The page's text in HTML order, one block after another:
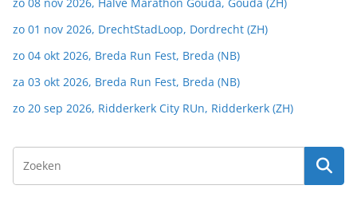
zo 01 nov 2026, DrechtStadLoop, Dordrecht (ZH)
zo 04 okt 2026, Breda Run Fest, Breda (NB)
za 03 okt 2026, Breda Run Fest, Breda (NB)
zo 20 sep 2026, Ridderkerk City RUn, Ridderkerk (ZH)